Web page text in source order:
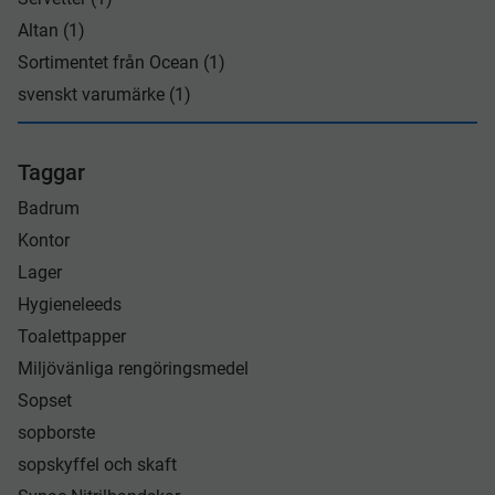
Altan (1)
Sortimentet från Ocean (1)
svenskt varumärke (1)
Taggar
Badrum
Kontor
Lager
Hygieneleeds
Toalettpapper
Miljövänliga rengöringsmedel
Sopset
sopborste
sopskyffel och skaft